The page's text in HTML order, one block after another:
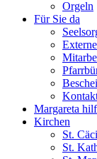
Orgeln
Für Sie da
Margareta
Kirchen
St.
St.